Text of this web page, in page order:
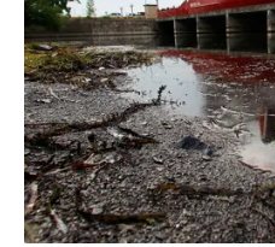
自來水，自來水就可轉供民
足風險。（中央社報導）